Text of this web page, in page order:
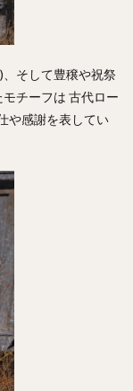
そして豊穣や祝祭
チーフは 古代ロー
や感謝を表してい